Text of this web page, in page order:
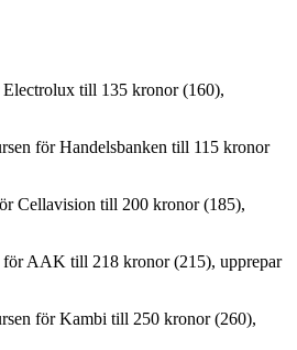
till 135 kronor (160),
för Handelsbanken till 115 kronor
Cellavision till 200 kronor (185),
för AAK till 218 kronor (215), upprepar
för Kambi till 250 kronor (260),